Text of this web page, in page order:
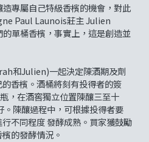
專屬自己特級香檳的機會，對此
Paul Launois莊主 Julien
單桶香檳，事實上，這是創造並
和Julien)一起決定陳酒期及劑
香檳。酒桶將刻有投得者的簽
，在酒窖獨立位置陳釀三至十
陳釀過程中，可根據投得者要
不同程度 發酵成熟。買家獲鼓勵
的發酵情況。